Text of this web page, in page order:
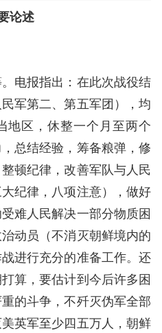
论述
报指出：在此次战役结
军第二、第五军团），均
地区，休整一个月至两个
总结经验，筹备粮弹，修
顿纪律，改善军队与人民
纪律，八项注意），做好
难人民解决一部分物质困
动员（不消灭朝鲜境内的
进行充分的准备工作。还
算，要估计到今后许多困
的斗争，不歼灭伪军全部
英军至少四五万人，朝鲜